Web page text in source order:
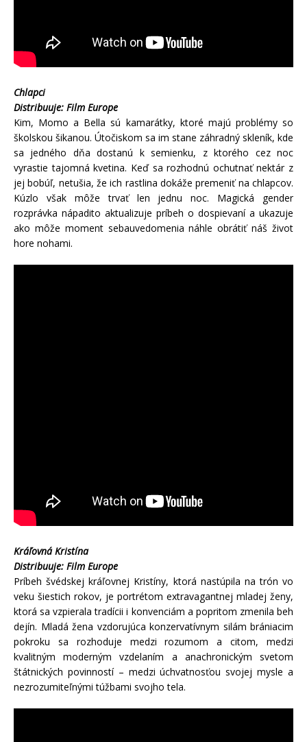
Chlapci
Distribuuje: Film Europe
Kim, Momo a Bella sú kamarátky, ktoré majú problémy so
školskou šikanou. Útočiskom sa im stane záhradný skleník, kde
sa jedného dňa dostanú k semienku, z ktorého cez noc
vyrastie tajomná kvetina. Keď sa rozhodnú ochutnať nektár z
jej bobúľ, netušia, že ich rastlina dokáže premeniť na chlapcov.
Kúzlo však môže trvať len jednu noc. Magická gender
rozprávka nápadito aktualizuje príbeh o dospievaní a ukazuje
ako môže moment sebauvedomenia náhle obrátiť náš život
hore nohami.
Kráľovná Kristína
Distribuuje: Film Europe
Príbeh švédskej kráľovnej Kristíny, ktorá nastúpila na trón vo
veku šiestich rokov, je portrétom extravagantnej mladej ženy,
ktorá sa vzpierala tradícii i konvenciám a popritom zmenila beh
dejín. Mladá žena vzdorujúca konzervatívnym silám brániacim
pokroku sa rozhoduje medzi rozumom a citom, medzi
kvalitným moderným vzdelaním a anachronickým svetom
štátnických povinností – medzi úchvatnosťou svojej mysle a
nezrozumiteľnými túžbami svojho tela.